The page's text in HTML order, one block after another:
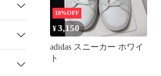
10%OFF
¥3,150
adidas スニーカー ホワイ
ト